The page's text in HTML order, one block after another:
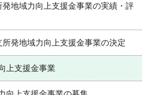
地域力向上支援金事業の実績・評
発地域力向上支援金事業の決定
上支援金事業